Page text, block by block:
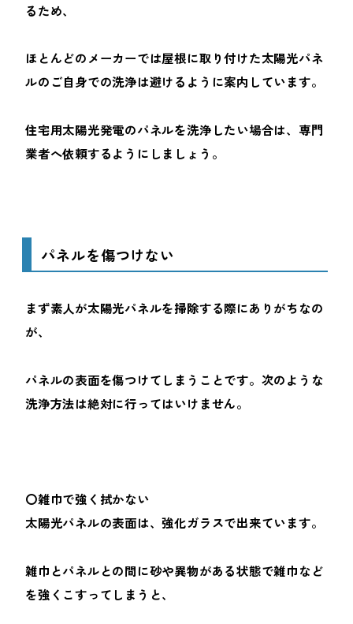
るため、
ほとんどのメーカーでは屋根に取り付けた太陽光パネ
ルのご自身での洗浄は避けるように案内しています。
住宅用太陽光発電のパネルを洗浄したい場合は、専門
業者へ依頼するようにしましょう。
パネルを傷つけない
まず素人が太陽光パネルを掃除する際にありがちなの
が、
パネルの表面を傷つけてしまうことです。次のような
洗浄方法は絶対に行ってはいけません。
〇雑巾で強く拭かない
太陽光パネルの表面は、強化ガラスで出来ています。
雑巾とパネルとの間に砂や異物がある状態で雑巾など
を強くこすってしまうと、